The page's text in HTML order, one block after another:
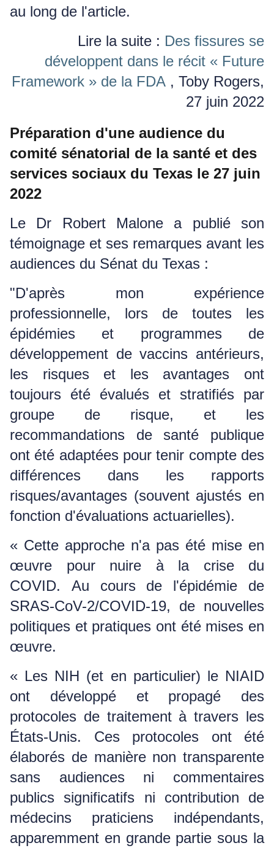
au long de l'article.
Lire la suite : Des fissures se
développent dans le récit « Future
Framework » de la FDA , Toby Rogers,
27 juin 2022
Préparation d'une audience du
comité sénatorial de la santé et des
services sociaux du Texas le 27 juin
2022
Le Dr Robert Malone a publié son
témoignage et ses remarques avant les
audiences du Sénat du Texas :
"D'après mon expérience
professionnelle, lors de toutes les
épidémies et programmes de
développement de vaccins antérieurs,
les risques et les avantages ont
toujours été évalués et stratifiés par
groupe de risque, et les
recommandations de santé publique
ont été adaptées pour tenir compte des
différences dans les rapports
risques/avantages (souvent ajustés en
fonction d'évaluations actuarielles).
« Cette approche n'a pas été mise en
œuvre pour nuire à la crise du
COVID. Au cours de l'épidémie de
SRAS-CoV-2/COVID-19, de nouvelles
politiques et pratiques ont été mises en
œuvre.
« Les NIH (et en particulier) le NIAID
ont développé et propagé des
protocoles de traitement à travers les
États-Unis. Ces protocoles ont été
élaborés de manière non transparente
sans audiences ni commentaires
publics significatifs ni contribution de
médecins praticiens indépendants,
apparemment en grande partie sous la